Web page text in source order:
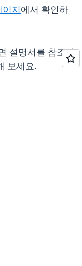
지 에서 확인하
설명서를 참조하
보세요.